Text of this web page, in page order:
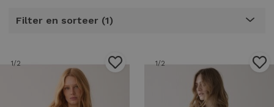
Filter en sorteer 1
1/2 1/2